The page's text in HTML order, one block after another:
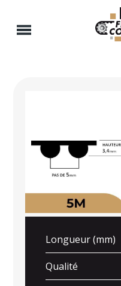
Longueur (mm)
Qualité
Panneau de gestion des